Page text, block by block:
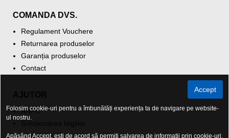
COMANDA DVS.
Regulament Vouchere
Returnarea produselor
Garanția produselor
Contact
ANPC
Accept
Folosim cookie-uri pentru a îmbunătăți experiența ta de navigare pe website-
ul nostru.
Apăsând Accept, ești de acord să permiți salvarea de informații prin cookie-uri.